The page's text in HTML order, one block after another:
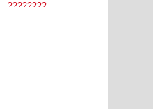
????????